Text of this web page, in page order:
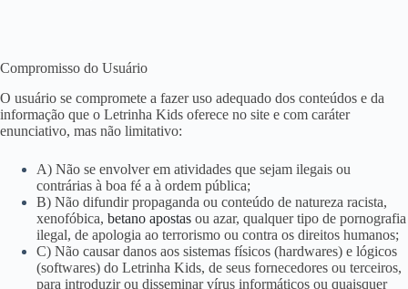
Compromisso do Usuário
O usuário se compromete a fazer uso adequado dos conteúdos e da
informação que o Letrinha Kids oferece no site e com caráter
enunciativo, mas não limitativo:
A) Não se envolver em atividades que sejam ilegais ou
contrárias à boa fé a à ordem pública;
B) Não difundir propaganda ou conteúdo de natureza racista,
xenofóbica, betano apostas ou azar, qualquer tipo de pornografia
ilegal, de apologia ao terrorismo ou contra os direitos humanos;
C) Não causar danos aos sistemas físicos (hardwares) e lógicos
(softwares) do Letrinha Kids, de seus fornecedores ou terceiros,
para introduzir ou disseminar vírus informáticos ou quaisquer